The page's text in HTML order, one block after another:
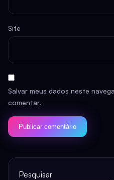
Site
Salvar meus dados neste
comentar.
Pesquisar